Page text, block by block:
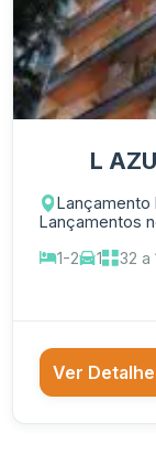
L
Lançamento
Lançamentos
1-2
1 32 a
Ver